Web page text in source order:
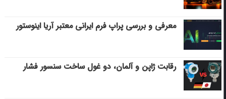
معرفی و بررسی پراپ فرم ایرانی معتبر آریا اینوستور
رقابت ژاپن و آلمان، دو غول ساخت سنسور فشار